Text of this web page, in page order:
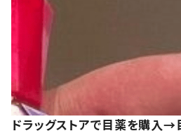
ドラッグストアで目薬を購入